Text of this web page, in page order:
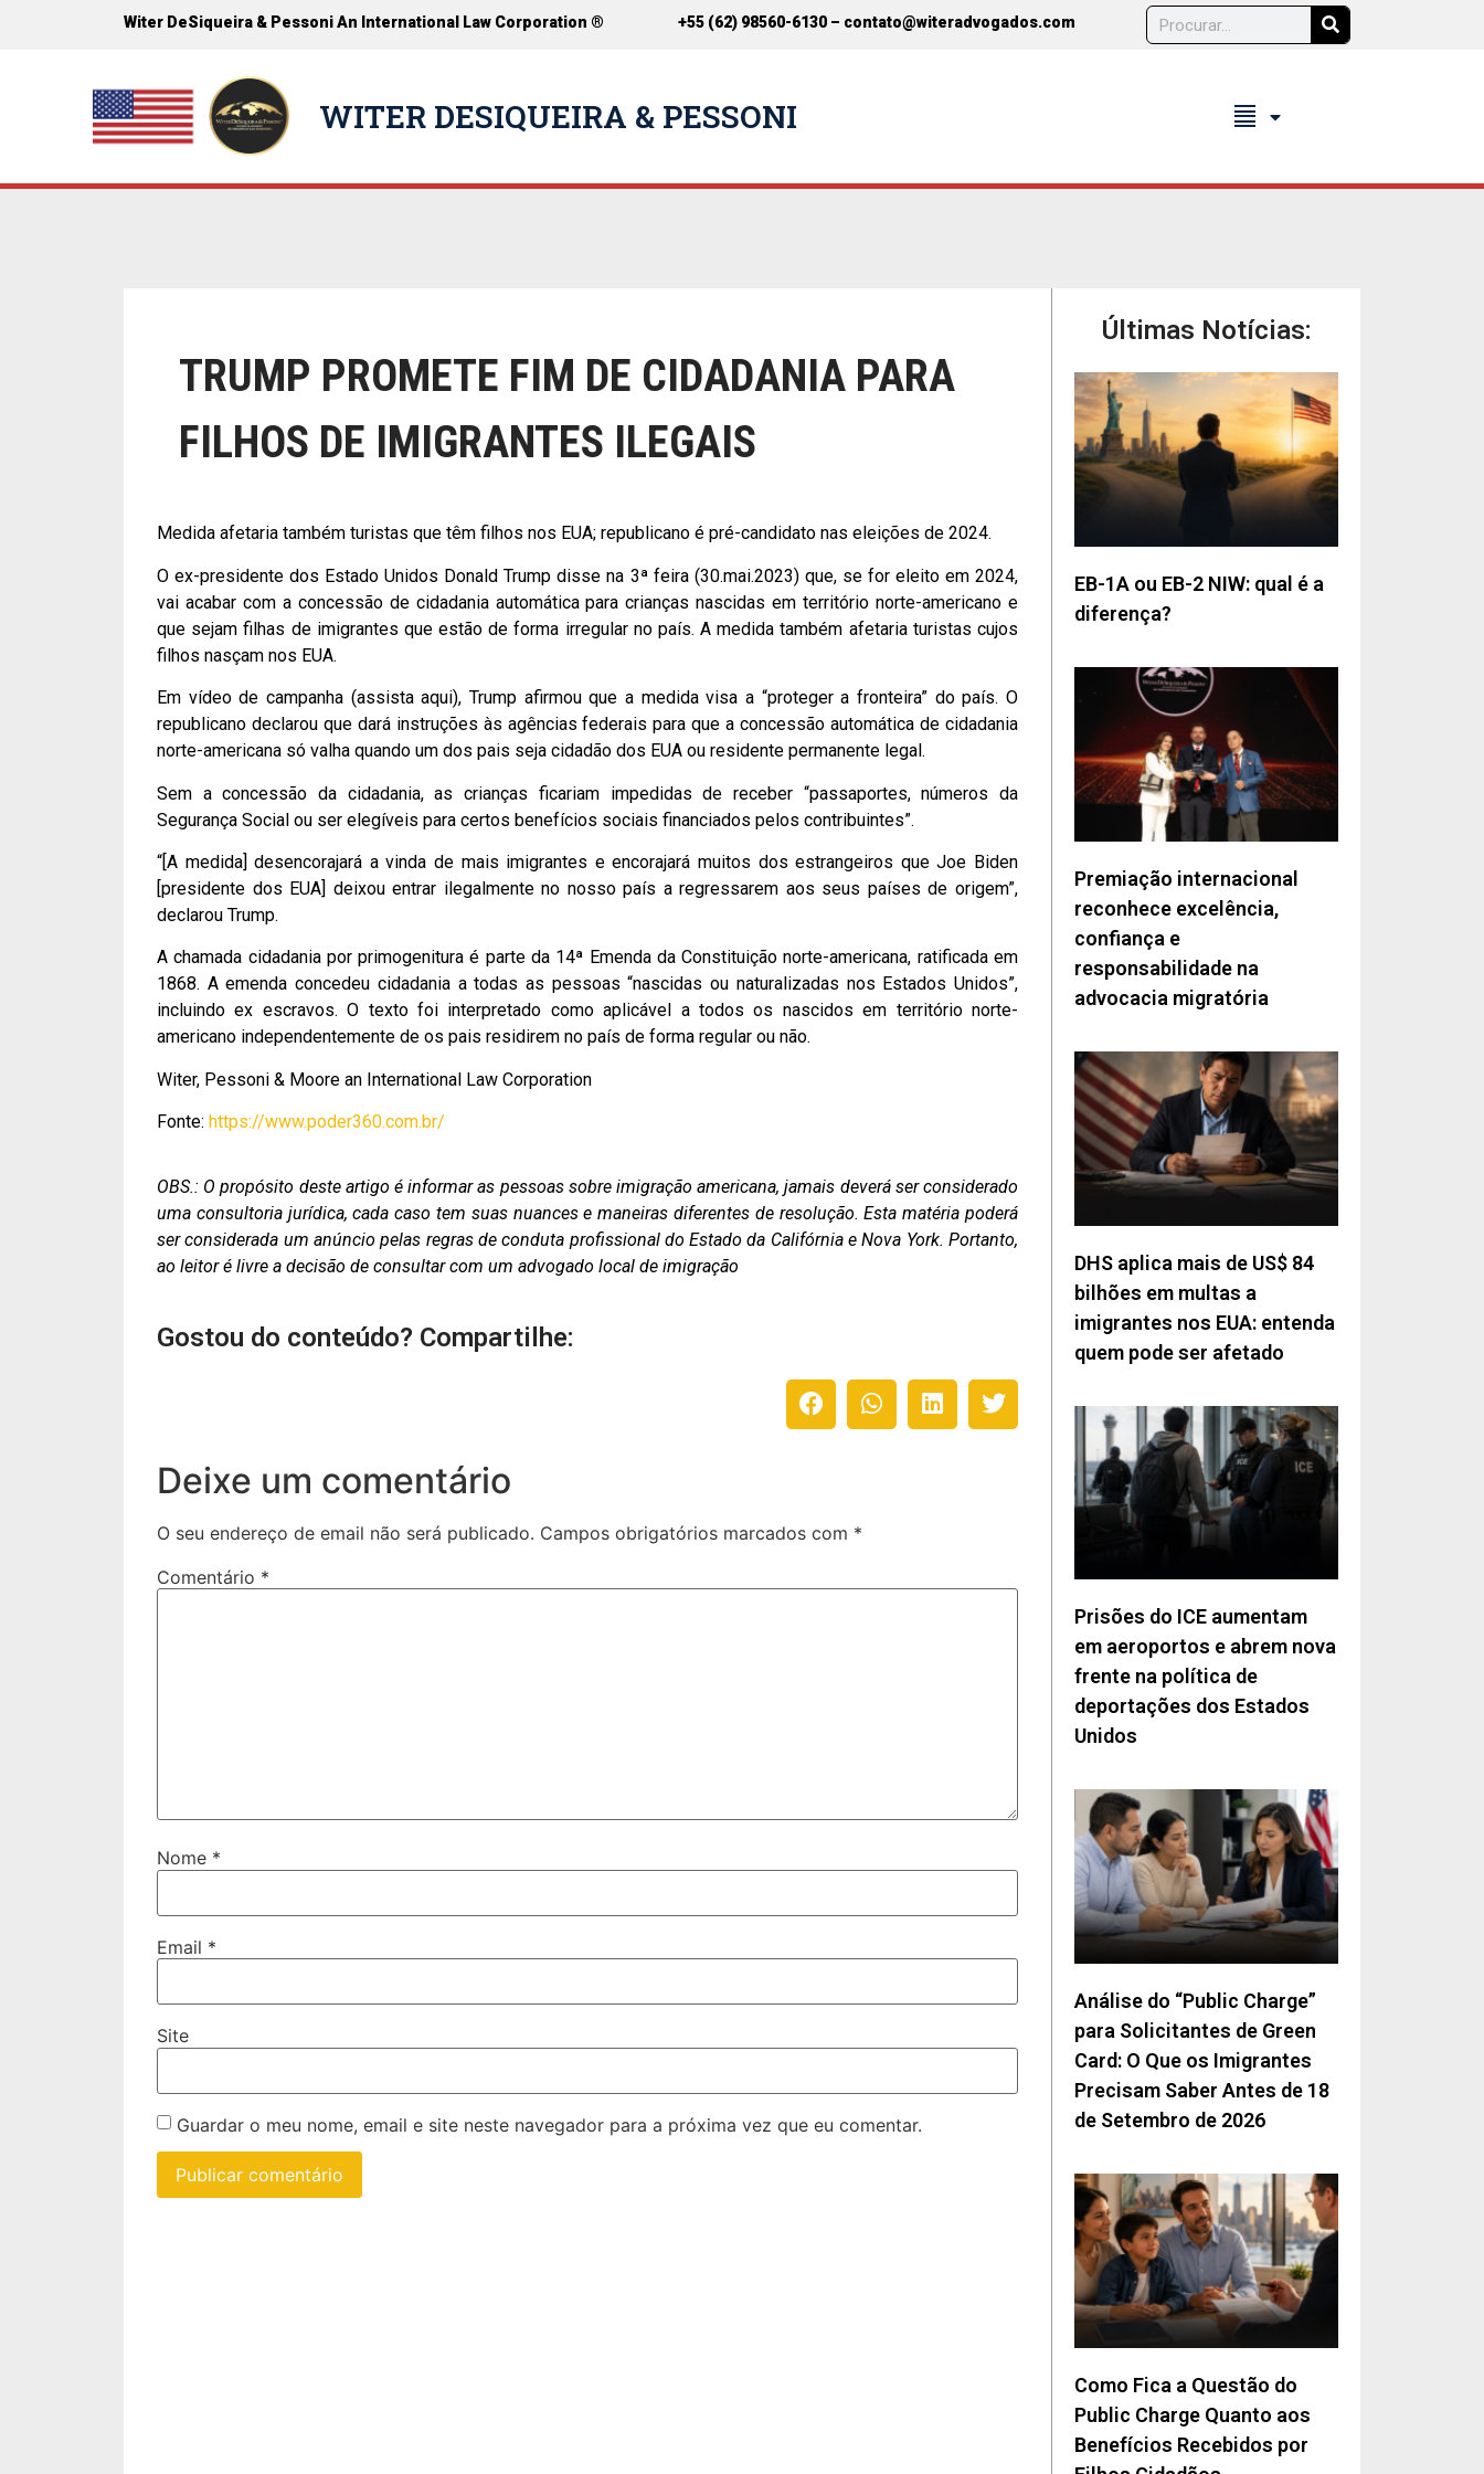
Witer DeSiqueira & Pessoni An International Law Corporation ® +55 (62) 98560-6130 – contato@witeradvogados.com
WITER DESIQUEIRA & PESSONI format_align_justify
TRUMP PROMETE FIM DE CIDADANIA PARA
FILHOS DE IMIGRANTES ILEGAIS
Medida afetaria também turistas que têm filhos nos EUA; republicano é pré-candidato nas eleições de 2024.
O ex-presidente dos Estado Unidos Donald Trump disse na 3ª feira (30.mai.2023) que, se for eleito em 2024,
vai acabar com a concessão de cidadania automática para crianças nascidas em território norte-americano e
que sejam filhas de imigrantes que estão de forma irregular no país. A medida também afetaria turistas cujos
filhos nasçam nos EUA.
Em vídeo de campanha (assista aqui), Trump afirmou que a medida visa a “proteger a fronteira” do país. O
republicano declarou que dará instruções às agências federais para que a concessão automática de cidadania
norte-americana só valha quando um dos pais seja cidadão dos EUA ou residente permanente legal.
Sem a concessão da cidadania, as crianças ficariam impedidas de receber “passaportes, números da
Segurança Social ou ser elegíveis para certos benefícios sociais financiados pelos contribuintes”.
“[A medida] desencorajará a vinda de mais imigrantes e encorajará muitos dos estrangeiros que Joe Biden
[presidente dos EUA] deixou entrar ilegalmente no nosso país a regressarem aos seus países de origem”,
declarou Trump.
A chamada cidadania por primogenitura é parte da 14ª Emenda da Constituição norte-americana, ratificada em
1868. A emenda concedeu cidadania a todas as pessoas “nascidas ou naturalizadas nos Estados Unidos”,
incluindo ex escravos. O texto foi interpretado como aplicável a todos os nascidos em território norte-
americano independentemente de os pais residirem no país de forma regular ou não.
Witer, Pessoni & Moore an International Law Corporation
Fonte: https://www.poder360.com.br/
OBS.: O propósito deste artigo é informar as pessoas sobre imigração americana, jamais deverá ser considerado
uma consultoria jurídica, cada caso tem suas nuances e maneiras diferentes de resolução. Esta matéria poderá
ser considerada um anúncio pelas regras de conduta profissional do Estado da Califórnia e Nova York. Portanto,
ao leitor é livre a decisão de consultar com um advogado local de imigração
Gostou do conteúdo? Compartilhe:
Deixe um comentário
O seu endereço de email não será publicado. Campos obrigatórios marcados com *
Comentário *
Nome *
Email *
Site
Guardar o meu nome, email e site neste navegador para a próxima vez que eu comentar.
Últimas Notícias:
EB-1A ou EB-2 NIW: qual é a
diferença?
Premiação internacional
reconhece excelência,
confiança e
responsabilidade na
advocacia migratória
DHS aplica mais de US$ 84
bilhões em multas a
imigrantes nos EUA: entenda
quem pode ser afetado
Prisões do ICE aumentam
em aeroportos e abrem nova
frente na política de
deportações dos Estados
Unidos
Análise do “Public Charge”
para Solicitantes de Green
Card: O Que os Imigrantes
Precisam Saber Antes de 18
de Setembro de 2026
Como Fica a Questão do
Public Charge Quanto aos
Benefícios Recebidos por